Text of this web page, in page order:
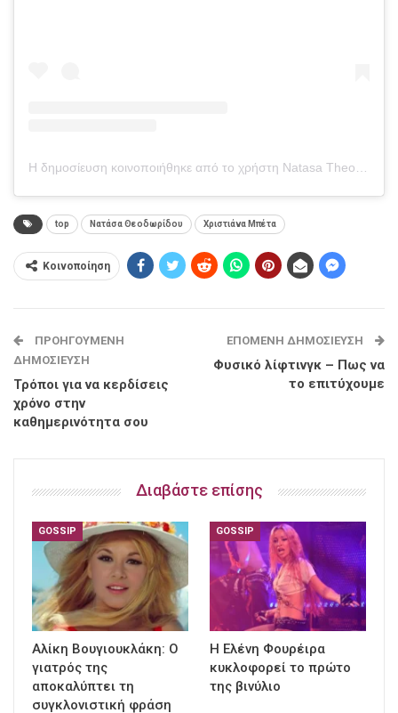
Η δημοσίευση κοινοποιήθηκε από το χρήστη Natasa Theodoridou (@natasatheodoridou)
top Νατάσα Θεοδωρίδου Χριστιάνα Μπέτα
Κοινοποίηση
ΠΡΟΗΓΟΎΜΕΝΗ
ΔΗΜΟΣΊΕΥΣΗ
Τρόποι για να κερδίσεις
χρόνο στην
καθημερινότητα σου
ΕΠΌΜΕΝΗ ΔΗΜΟΣΊΕΥΣΗ
Φυσικό λίφτινγκ – Πως να
το επιτύχουμε
Διαβάστε επίσης
GOSSIP
Αλίκη Βουγιουκλάκη: Ο
γιατρός της
αποκαλύπτει τη
συγκλονιστική φράση
GOSSIP
Η Ελένη Φουρέιρα
κυκλοφορεί το πρώτο
της βινύλιο